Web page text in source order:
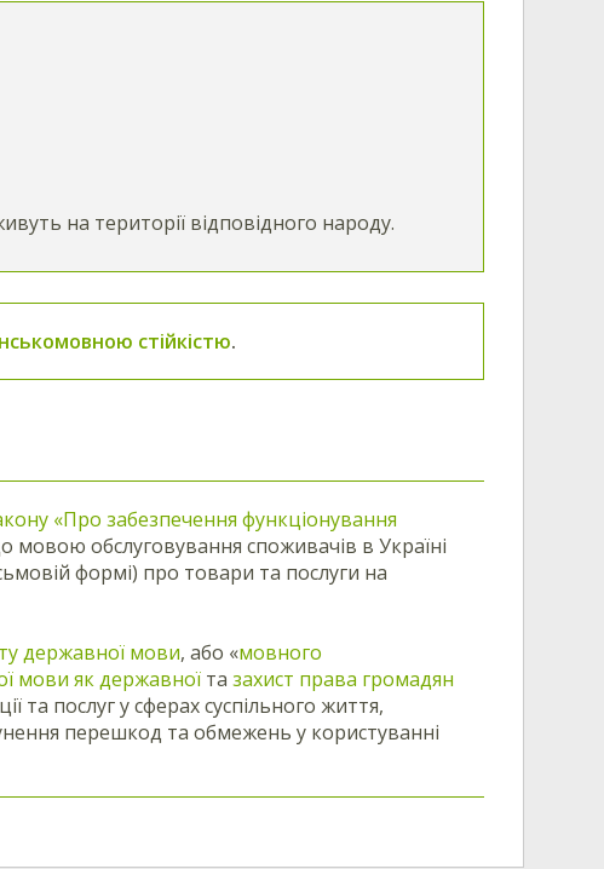
на території відповідного народу.
стійкістю.
«Про забезпечення функціонування
обслуговування споживачів в Україні
формі) про товари та послуги на
державної мови, або «мовного
мови як державної та захист права громадян
послуг у сферах суспільного життя,
перешкод та обмежень у користуванні